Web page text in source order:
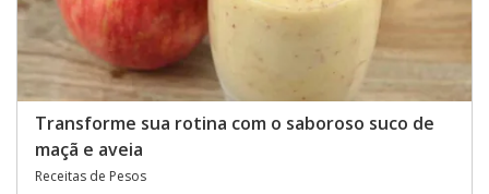
Transforme sua rotina com o saboroso suco de
maçã e aveia
Receitas de Pesos